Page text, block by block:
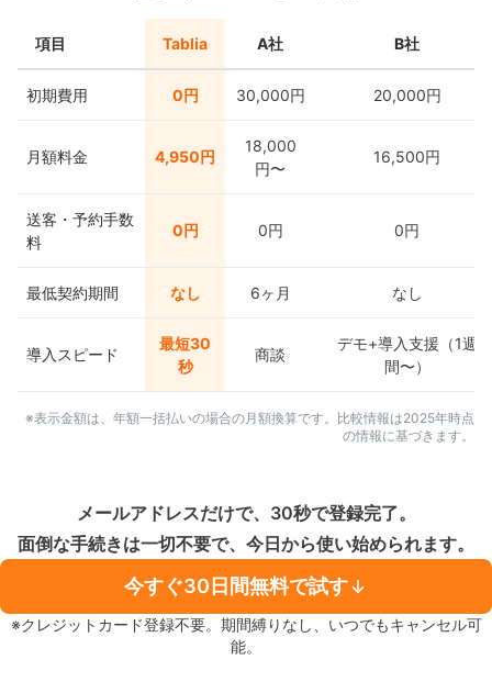
項目 Tablia A社 B社
初期費用 0円 30,000円 20,000円
月額料金 4,950円
18,000
円〜
16,500円
送客・予約手数
料
0円 0円 0円
最低契約期間 なし 6ヶ月 なし
導入スピード
最短30
秒
商談
デモ+導入支援（1週
間〜）
※表示金額は、年額一括払いの場合の月額換算です。比較情報は2025年時点
の情報に基づきます。
メールアドレスだけで、30秒で登録完了。
面倒な手続きは一切不要で、今日から使い始められます。
今すぐ30日間無料で試す
※クレジットカード登録不要。期間縛りなし、いつでもキャンセル可
能。